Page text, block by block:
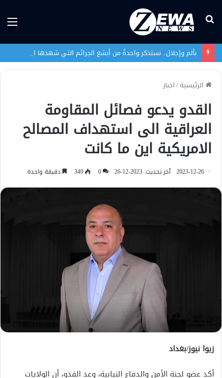
بحث
الرئيسية/اخبار
القدو يدعو فصائل المقاومة
العراقية الى استهداف المصالح
الامريكية اين ما كانت
2023-12-26 آخر تحديث: 2023-12-26 0
349 دقيقة واحدة
زيوا نيوز/بغداد
أكد عضو لجنة الأمن والدفاع النيابية، وعد القدو، أن الولايات